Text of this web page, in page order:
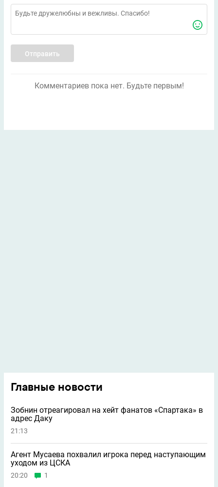
Отправить
Комментариев пока нет. Будьте первым!
Главные новости
Зобнин отреагировал на хейт фанатов «Спартака» в
адрес Даку
21:13
Агент Мусаева похвалил игрока перед наступающим
уходом из ЦСКА
20:20 1